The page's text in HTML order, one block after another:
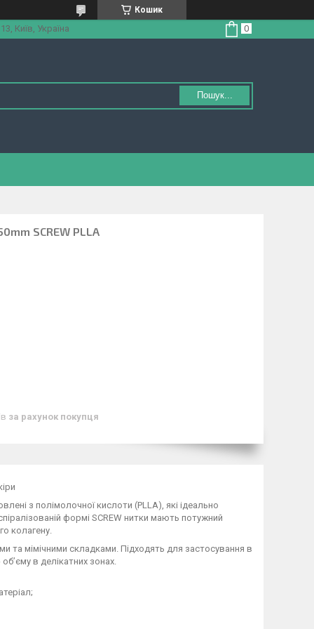
Кошик
Київ, Україна
Пошук...
SCREW PLLA
за рахунок покупця
з полімолочної кислоти (PLLA), які ідеально
формі SCREW нитки мають потужний
колагену.
та мімічними складками. Підходять для застосування в
в делікатних зонах.